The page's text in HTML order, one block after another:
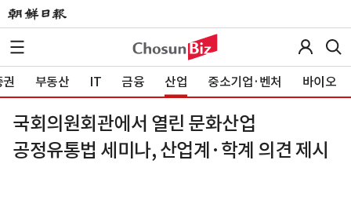
부동산 IT 금융 산업 중소기업·벤처 바이오
국회의원회관에서 열린 문화산업
공정유통법 세미나, 산업계·학계 의견 제시